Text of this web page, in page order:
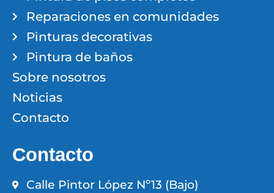
Reparaciones en comunidades
Pinturas decorativas
Pintura de baños
Sobre nosotros
Noticias
Contacto
Contacto
Calle Pintor López Nº13 (Bajo)